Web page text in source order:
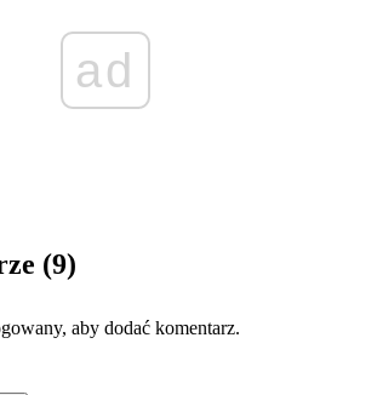
ad
(9)
aby dodać komentarz.